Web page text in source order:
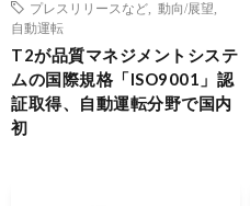
プレスリリースなど
動向/展望
自動運転
T2が品質マネジメントシステ
ムの国際規格「ISO9001」認
証取得、自動運転分野で国内
初